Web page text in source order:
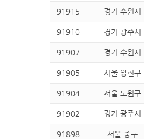
91915 경기 수원시
91910 경기 광주시
91907 경기 수원시
91905 서울 양천구
91904 서울 노원구
91902 경기 광주시
91898 서울 중구